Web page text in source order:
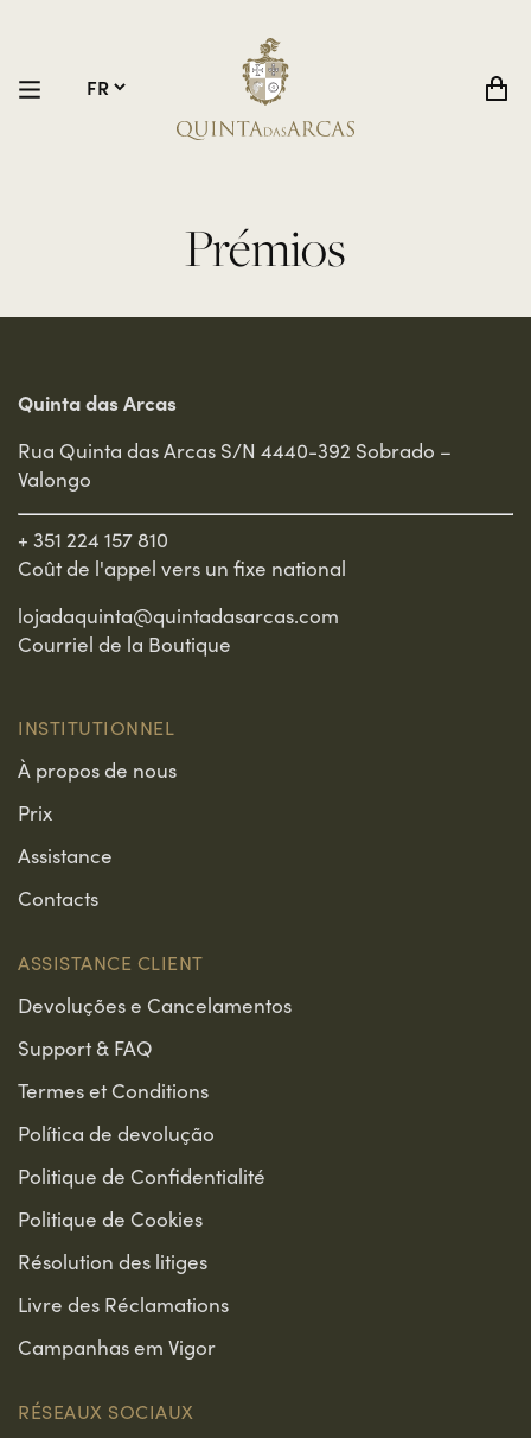
Prémios
Quinta das Arcas
Rua Quinta das Arcas S/N 4440-392 Sobrado –
Valongo
+ 351 224 157 810
Coût de l'appel vers un fixe national
lojadaquinta@quintadasarcas.com
Courriel de la Boutique
INSTITUTIONNEL
À propos de nous
Prix
Assistance
Contacts
ASSISTANCE CLIENT
Devoluções e Cancelamentos
Support & FAQ
Termes et Conditions
Política de devolução
Politique de Confidentialité
Politique de Cookies
Résolution des litiges
Livre des Réclamations
Campanhas em Vigor
RÉSEAUX SOCIAUX